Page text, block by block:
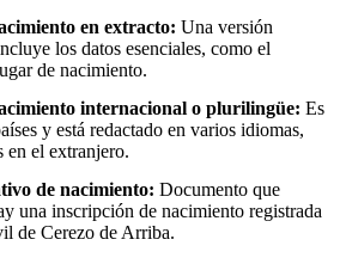
en extracto: Una versión
los datos esenciales, como el
de nacimiento.
internacional o plurilingüe: Es
y está redactado en varios idiomas,
en el extranjero.
de nacimiento: Documento que
una inscripción de nacimiento registrada
de Cerezo de Arriba.